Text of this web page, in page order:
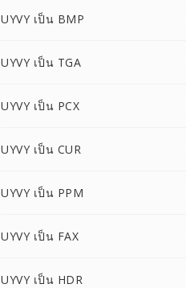
UYVY เป็น BMP
UYVY เป็น TGA
UYVY เป็น PCX
UYVY เป็น CUR
UYVY เป็น PPM
UYVY เป็น FAX
UYVY เป็น HDR